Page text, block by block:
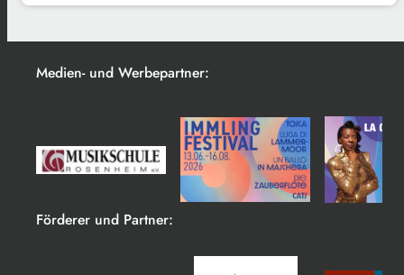
Medien- und Werbepartner:
Förderer und Partner: